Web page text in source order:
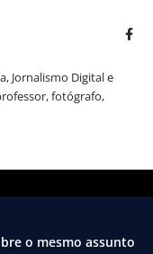
Jornalismo Digital e
fotógrafo,
o mesmo assunto